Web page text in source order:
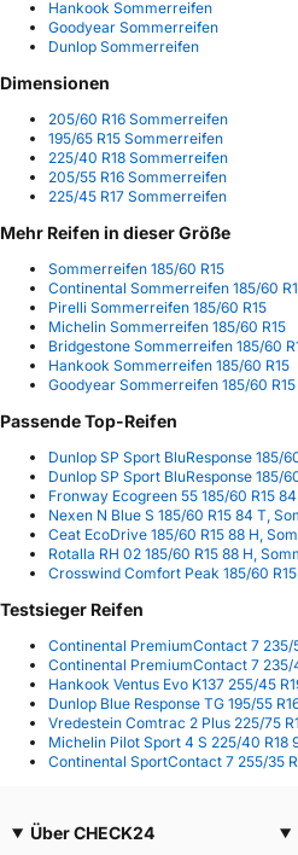
Hankook Sommerreifen
Goodyear Sommerreifen
Dunlop Sommerreifen
Dimensionen
205/60 R16 Sommerreifen
195/65 R15 Sommerreifen
225/40 R18 Sommerreifen
205/55 R16 Sommerreifen
225/45 R17 Sommerreifen
Mehr Reifen in dieser Größe
Sommerreifen 185/60 R15
Continental Sommerreifen 185/60
Pirelli Sommerreifen 185/60 R15
Michelin Sommerreifen 185/60 R15
Bridgestone Sommerreifen 185/60
Hankook Sommerreifen 185/60 R15
Goodyear Sommerreifen 185/60 R15
Passende Top-Reifen
Dunlop SP Sport BluResponse 185/
Dunlop SP Sport BluResponse 185/
Fronway Ecogreen 55 185/60 R15
Nexen N Blue S 185/60 R15 84 T,
Ceat EcoDrive 185/60 R15 88 H,
Rotalla RH 02 185/60 R15 88 H,
Crosswind Comfort Peak 185/60
Testsieger Reifen
Continental PremiumContact 7 235/
Continental PremiumContact 7 235/
Hankook Ventus Evo K137 255/45
Dunlop Blue Response TG 195/55
Vredestein Comtrac 2 Plus 225/75
Michelin Pilot Sport 4 S 225/40 R18
Continental SportContact 7 255/35
Über CHECK24